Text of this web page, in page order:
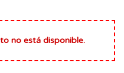
no está disponible.